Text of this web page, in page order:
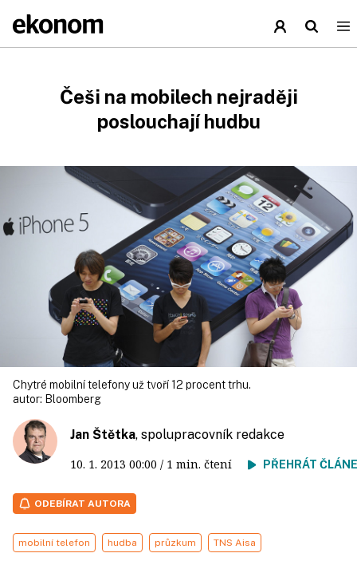
Češi na mobilech nejraději
poslouchají hudbu
Chytré mobilní telefony už tvoří 12 procent trhu.
autor: Bloomberg
Jan Štětka, spolupracovník redakce
10. 1. 2013 00:00 / 1 min. čtení PŘEHRÁT
ODEBÍRAT AUTORA
mobilní telefon hudba průzkum TNS Aisa